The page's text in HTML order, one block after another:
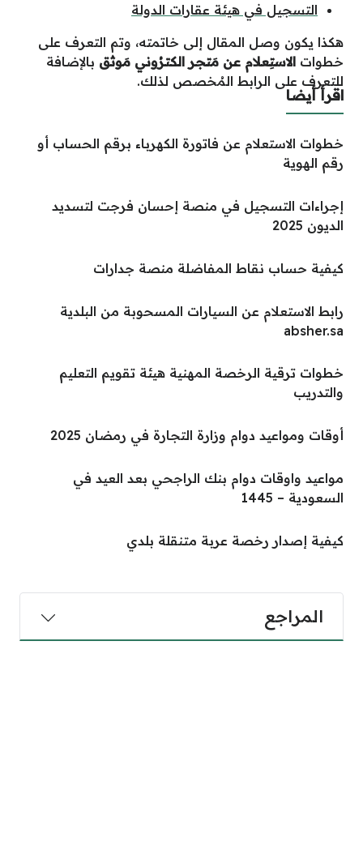
التسجيل في هيئة عقارات الدولة
هكذا يكون وصل المقال إلى خاتمته، وتم التعرف على
خطوات الاستِعلام عن مَتجر الكترُوني مَوثق بالإضافة
للتعرف على الرابط المُخصص لذلك.
اقرأ أيضا
خطوات الاستعلام عن فاتورة الكهرباء برقم الحساب أو
رقم الهوية
إجراءات التسجيل في منصة إحسان فرجت لتسديد
الديون 2025
كيفية حساب نقاط المفاضلة منصة جدارات
رابط الاستعلام عن السيارات المسحوبة من البلدية
absher.sa
خطوات ترقية الرخصة المهنية هيئة تقويم التعليم
والتدريب
أوقات ومواعيد دوام وزارة التجارة في رمضان 2025
مواعيد واوقات دوام بنك الراجحي بعد العيد في
السعودية – 1445
كيفية إصدار رخصة عربة متنقلة بلدي
المراجع